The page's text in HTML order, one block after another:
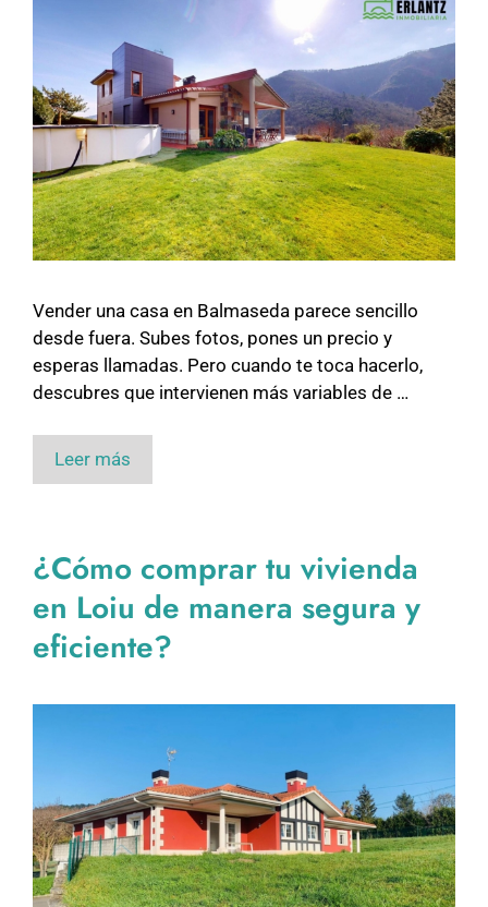
Vender una casa en Balmaseda parece sencillo
desde fuera. Subes fotos, pones un precio y
esperas llamadas. Pero cuando te toca hacerlo,
descubres que intervienen más variables de …
Leer más
¿Cómo comprar tu vivienda
en Loiu de manera segura y
eficiente?